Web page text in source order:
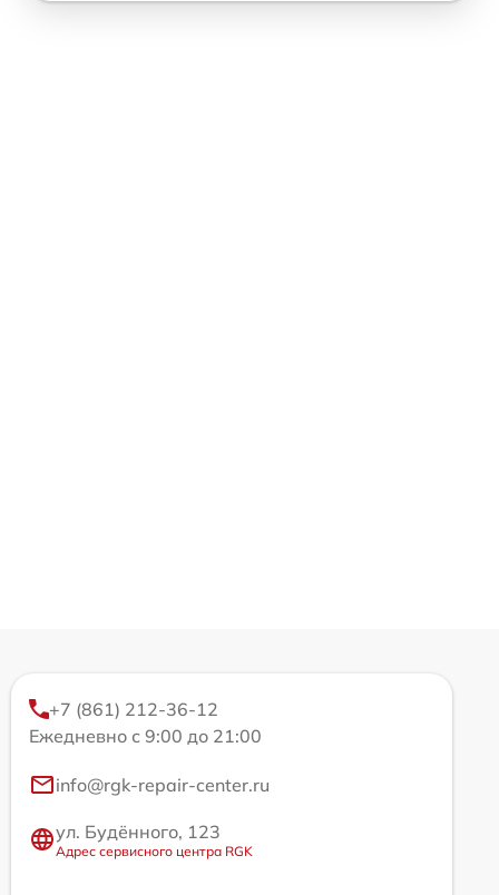
+7 (861) 212-36-12
Ежедневно с 9:00 до 21:00
info@rgk-repair-center.ru
ул. Будённого, 123
Адрес сервисного центра RGK